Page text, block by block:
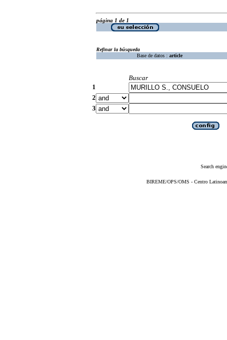
página 1 de 1
Refinar la búsqueda
Base de datos : article
Buscar
1
2
3
Search
BIREME/OPS/OMS - Centro